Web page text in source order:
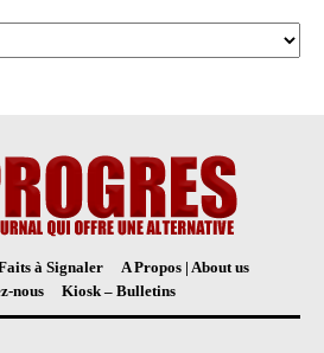
à Signaler
A Propos | About us
nous
Kiosk – Bulletins